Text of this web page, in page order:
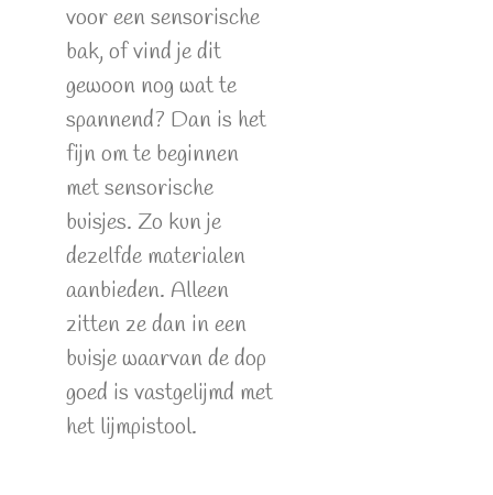
voor een sensorische
bak, of vind je dit
gewoon nog wat te
spannend? Dan is het
fijn om te beginnen
met sensorische
buisjes. Zo kun je
dezelfde materialen
aanbieden. Alleen
zitten ze dan in een
buisje waarvan de dop
goed is vastgelijmd met
het lijmpistool.